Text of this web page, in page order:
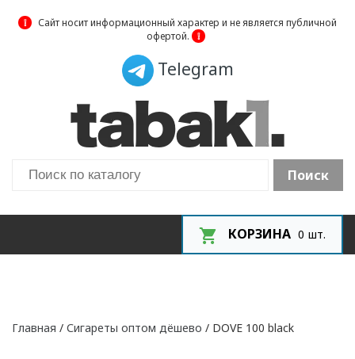
❕
Сайт носит информационный характер и не является публичной
офертой.
❕
Поиск
Telegram
КОРЗИНА 0 шт.
Главная / Сигареты оптом дёшево / DOVE 100 black